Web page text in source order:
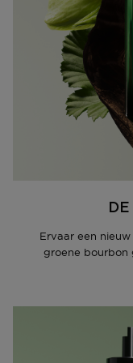
Een nieuwe
Paradigme-flacon
op. Een
verzacht door
gardistische
Prada-driehoek.
verleidelijke
groen, de
buitenverpakking
Saffiano-leer van
ontwerpen van de
gingen we op
opnieuw te
driehoek een
manier is het
verfijnd, maar met
Je mag het
een winkel bij jou
retourformulier in
orderbevestiging
Ga naar meer info
Meer vragen rond
Ervaar een
groene bourbon